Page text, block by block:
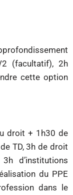
(facultatif), 2h
cette option
droit + 1h30 de
TD, 3h de droit
d’institutions
du PPE
dans le